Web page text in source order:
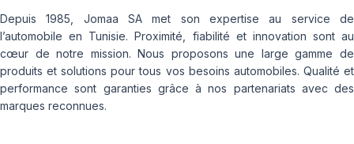
Depuis 1985, Jomaa SA met son expertise au service de
l’automobile en Tunisie. Proximité, fiabilité et innovation sont au
cœur de notre mission. Nous proposons une large gamme de
produits et solutions pour tous vos besoins automobiles. Qualité et
performance sont garanties grâce à nos partenariats avec des
marques reconnues.